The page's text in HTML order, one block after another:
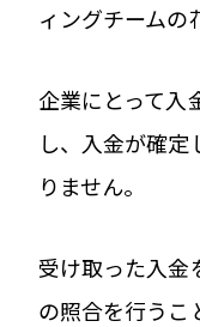
ィングチームの
企業にとって入
し、入金が確
りません。
受け取った入金
の照合を行うこ